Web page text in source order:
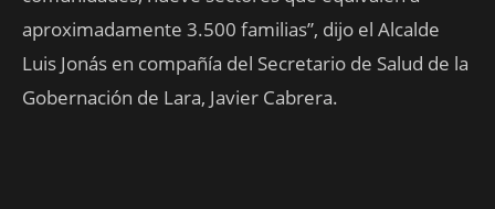
aproximadamente 3.500 familias”, dijo el Alcalde
Luis Jonás en compañía del Secretario de Salud de la
Gobernación de Lara, Javier Cabrera.